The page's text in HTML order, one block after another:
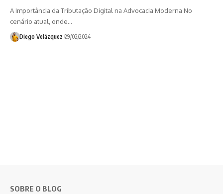
A Importância da Tributação Digital na Advocacia Moderna No
cenário atual, onde…
Diego Velázquez 29/02/2024
SOBRE O BLOG